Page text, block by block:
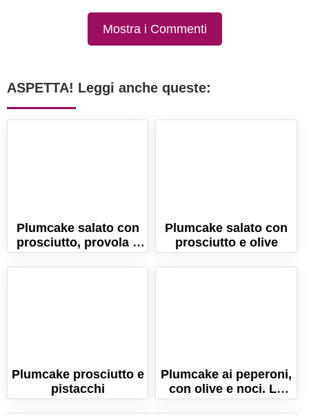
Mostra i Commenti
ASPETTA! Leggi anche queste:
Plumcake salato con
prosciutto, provola e
noci
Plumcake salato con
prosciutto e olive
Plumcake prosciutto e
pistacchi
Plumcake ai peperoni,
con olive e noci. La
ricetta vegetariana!